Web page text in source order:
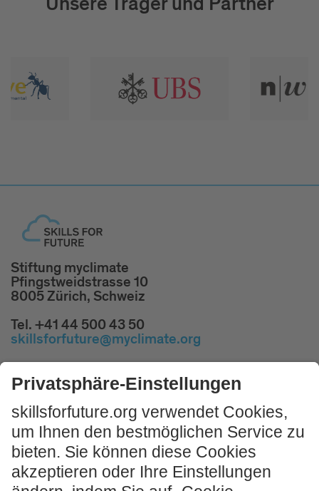
Stiftung myclimate
Pfingstweidstrasse 10
8005 Zürich, Schweiz
Tel. +41 44 500 43 50
skillsforfuture@myclimate.org
Impulsworkshop buchen!
JETZT MITMACHEN